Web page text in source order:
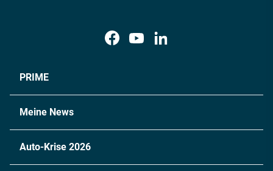
PRIME
Meine News
Auto-Krise 2026